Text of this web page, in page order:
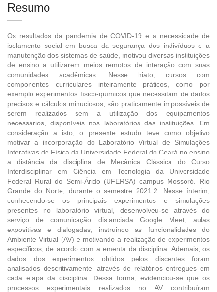
Resumo
Os resultados da pandemia de COVID-19 e a necessidade de
isolamento social em busca da segurança dos indivíduos e a
manutenção dos sistemas de saúde, motivou diversas instituições
de ensino a utilizarem meios remotos de interação com suas
comunidades acadêmicas. Nesse hiato, cursos com
componentes curriculares inteiramente práticos, como por
exemplo experimentos físico-químicos que necessitam de dados
precisos e cálculos minuciosos, são praticamente impossíveis de
serem realizados sem a utilização dos equipamentos
necessários, disponíveis nos laboratórios das instituições. Em
consideração a isto, o presente estudo teve como objetivo
motivar a incorporação do Laboratório Virtual de Simulações
Interativas de Física da Universidade Federal do Ceará no ensino
a distância da disciplina de Mecânica Clássica do Curso
Interdisciplinar em Ciência em Tecnologia da Universidade
Federal Rural do Semi-Árido (UFERSA) campus Mossoró, Rio
Grande do Norte, durante o semestre 2021.2. Nesse ínterim,
conhecendo-se os principais experimentos e simulações
presentes no laboratório virtual, desenvolveu-se através do
serviço de comunicação distanciada Google Meet, aulas
expositivas e dialogadas, instruindo as funcionalidades do
Ambiente Virtual (AV) e motivando a realização de experimentos
específicos, de acordo com a ementa da disciplina. Ademais, os
dados dos experimentos obtidos pelos discentes foram
analisados descritivamente, através de relatórios entregues em
cada etapa da disciplina. Dessa forma, evidenciou-se que os
processos experimentais realizados no AV contribuíram